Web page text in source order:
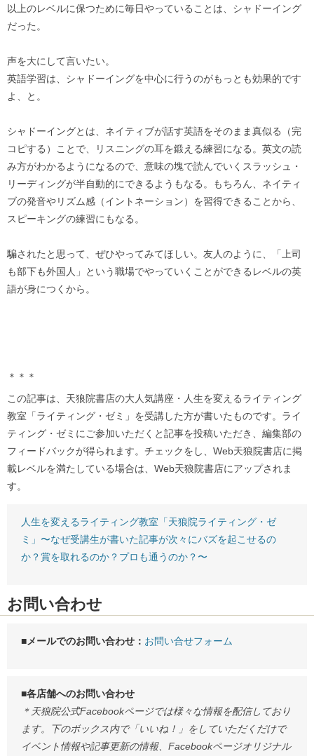
以上のレベルに保つために毎日やっていることは、シャドーイング
だった。
声を大にして言いたい。
英語学習は、シャドーイングを中心に行うのがもっとも効果的です
よ、と。
シャドーイングとは、ネイティブが話す英語をそのまま真似る（完
コピする）ことで、リスニングの耳を鍛える練習になる。英文の読
み方がわかるようになるので、意味の塊で読んでいくスラッシュ・
リーディングが半自動的にできるようもなる。もちろん、ネイティ
ブの発音やリズム感（イントネーション）を習得できることから、
スピーキングの練習にもなる。
騙されたと思って、ぜひやってみてほしい。友人のように、「上司
も部下も外国人」という職場でやっていくことができるレベルの英
語が身につくから。
＊＊＊
この記事は、天狼院書店の大人気講座・人生を変えるライティング
教室「ライティング・ゼミ」を受講した方が書いたものです。ライ
ティング・ゼミにご参加いただくと記事を投稿いただき、編集部の
フィードバックが得られます。チェックをし、Web天狼院書店に掲
載レベルを満たしている場合は、Web天狼院書店にアップされま
す。
人生を変えるライティング教室「天狼院ライティング・ゼ
ミ」〜なぜ受講生が書いた記事が次々にバズを起こせるの
か？賞を取れるのか？プロも通うのか？〜
お問い合わせ
■メールでのお問い合わせ： お問い合せフォーム
■各店舗へのお問い合わせ
＊天狼院公式Facebookページでは様々な情報を配信しており
ます。下のボックス内で「いいね！」をしていただくだけで
イベント情報や記事更新の情報、Facebookページオリジナル